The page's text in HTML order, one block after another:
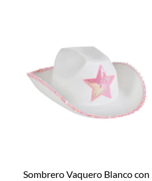
Sombrero Vaquero Blanco con